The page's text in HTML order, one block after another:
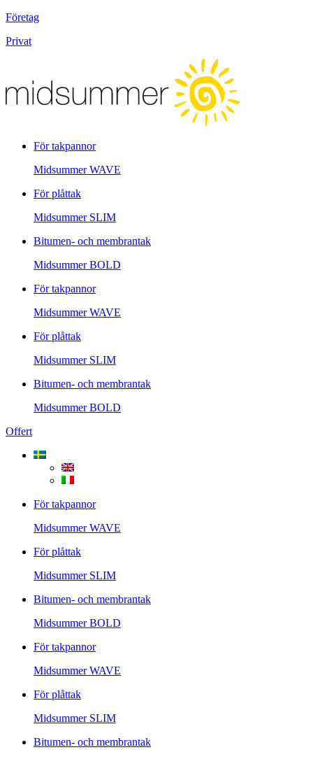
Företag
Privat
För takpannor
MidsummerWAVE
För plåttak
Midsummer SLIM
Bitumen- och membrantak
MidsummerBOLD
För takpannor
MidsummerWAVE
För plåttak
Midsummer SLIM
Bitumen- och membrantak
MidsummerBOLD
Offert
För takpannor
MidsummerWAVE
För plåttak
Midsummer SLIM
Bitumen- och membrantak
MidsummerBOLD
För takpannor
MidsummerWAVE
För plåttak
Midsummer SLIM
Bitumen- och membrantak